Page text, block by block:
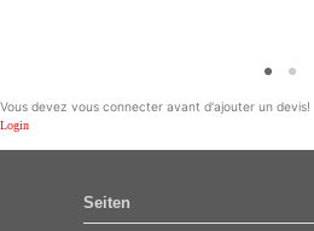
Vous devez vous connecter avant d'ajouter un devis!
Login
Seiten